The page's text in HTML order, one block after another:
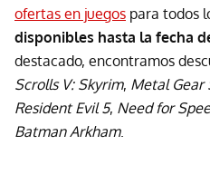
ofertas en juegos para todos
disponibles hasta la fecha
destacado, encontramos
Scrolls V: Skyrim, Metal Gear
Resident Evil 5, Need for
Batman Arkham.